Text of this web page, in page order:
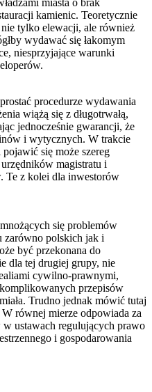
miasta o brak
kamienic. Teoretycznie
nie tylko elewacji, ale również
wydawać się łakomym
niesprzyjające warunki
procedurze wydawania
wiążą się z długotrwałą,
jednocześnie gwarancji, że
i wytycznych. W trakcie
się może szereg
magistratu i
Te z kolei dla inwestorów
się problemów
zarówno polskich jak i
być przekonana do
dla tej drugiej grupy, nie
cywilno-prawnymi,
przepisów
Trudno jednak mówić tutaj
równej mierze odpowiada za
ustawach regulujących prawo
i gospodarowania